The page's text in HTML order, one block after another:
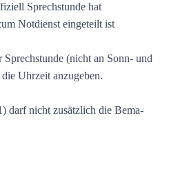
Sprechstunde hat
Notdienst eingeteilt ist
(nicht an Sonn- und
Uhrzeit anzugeben.
darf nicht zusätzlich die Bema-